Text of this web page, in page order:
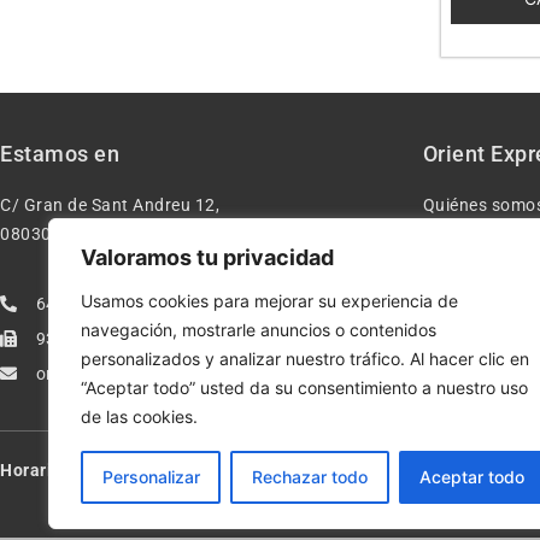
Valoramos tu privacidad
Usamos cookies para mejorar su experiencia de
navegación, mostrarle anuncios o contenidos
personalizados y analizar nuestro tráfico. Al hacer clic en
“Aceptar todo” usted da su consentimiento a nuestro uso
de las cookies.
Personalizar Rechazar todo Aceptar todo
Estamos en
C/ Gran de Sant Andreu 12,
08030 – Barcelona España
640277962
933113005
orientexpressmodelismo@gmail.com
Orient
Quiénes
Condiciones
Política de
Política de
Horario: Lun-Vie de 10:00-13:30 y 17:00-20:00 – Sáb de 10:00-13:30